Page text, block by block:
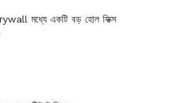
মধ্যে একটি বড় হোল ফিক্স